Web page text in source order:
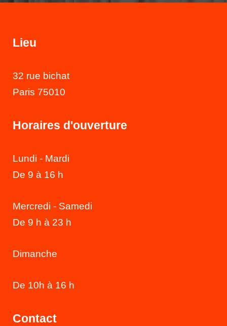
Lieu
32 rue bichat
Paris 75010
Horaires d'ouverture
Lundi - Mardi
De 9 à 16 h
Mercredi - Samedi
De 9 h à 23 h
Dimanche
De 10h à 16 h
Contact